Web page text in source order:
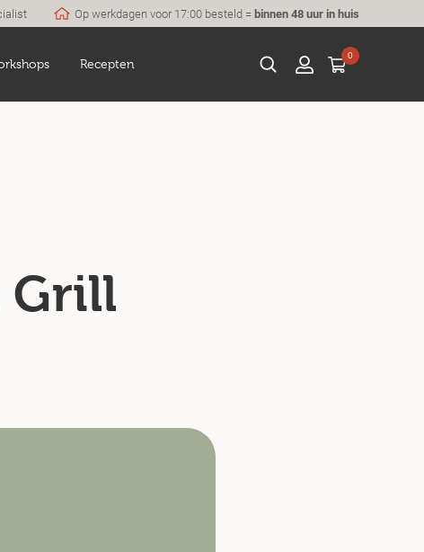
Op werkdagen voor 17:00 besteld =binnen 48 uur in huis
Recepten
0
Grill